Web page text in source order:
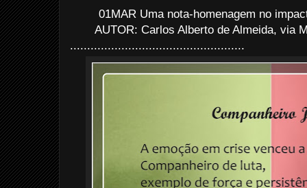
01MAR Uma nota-homenagem no
AUTOR: Carlos Alberto de Almeida, via
...................................................